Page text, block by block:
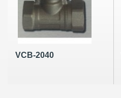
VCB-2040